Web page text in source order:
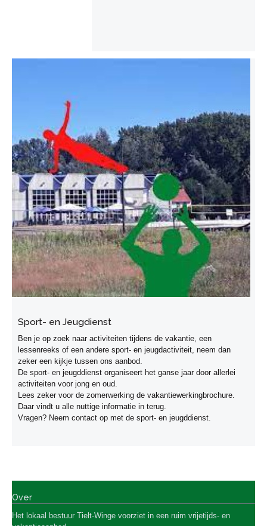
Sport- en Jeugdienst
Ben je op zoek naar activiteiten tijdens de vakantie, een
lessenreeks of een andere sport- en jeugdactiviteit, neem dan
zeker een kijkje tussen ons aanbod.
De sport- en jeugddienst organiseert het ganse jaar door allerlei
activiteiten voor jong en oud.
Lees zeker voor de zomerwerking de vakantiewerkingbrochure.
Daar vindt u alle nuttige informatie in terug.
Vragen? Neem contact op met de sport- en jeugddienst.
Over
Het lokaal bestuur Tielt-Winge voorziet in een ruim vrijetijds- en